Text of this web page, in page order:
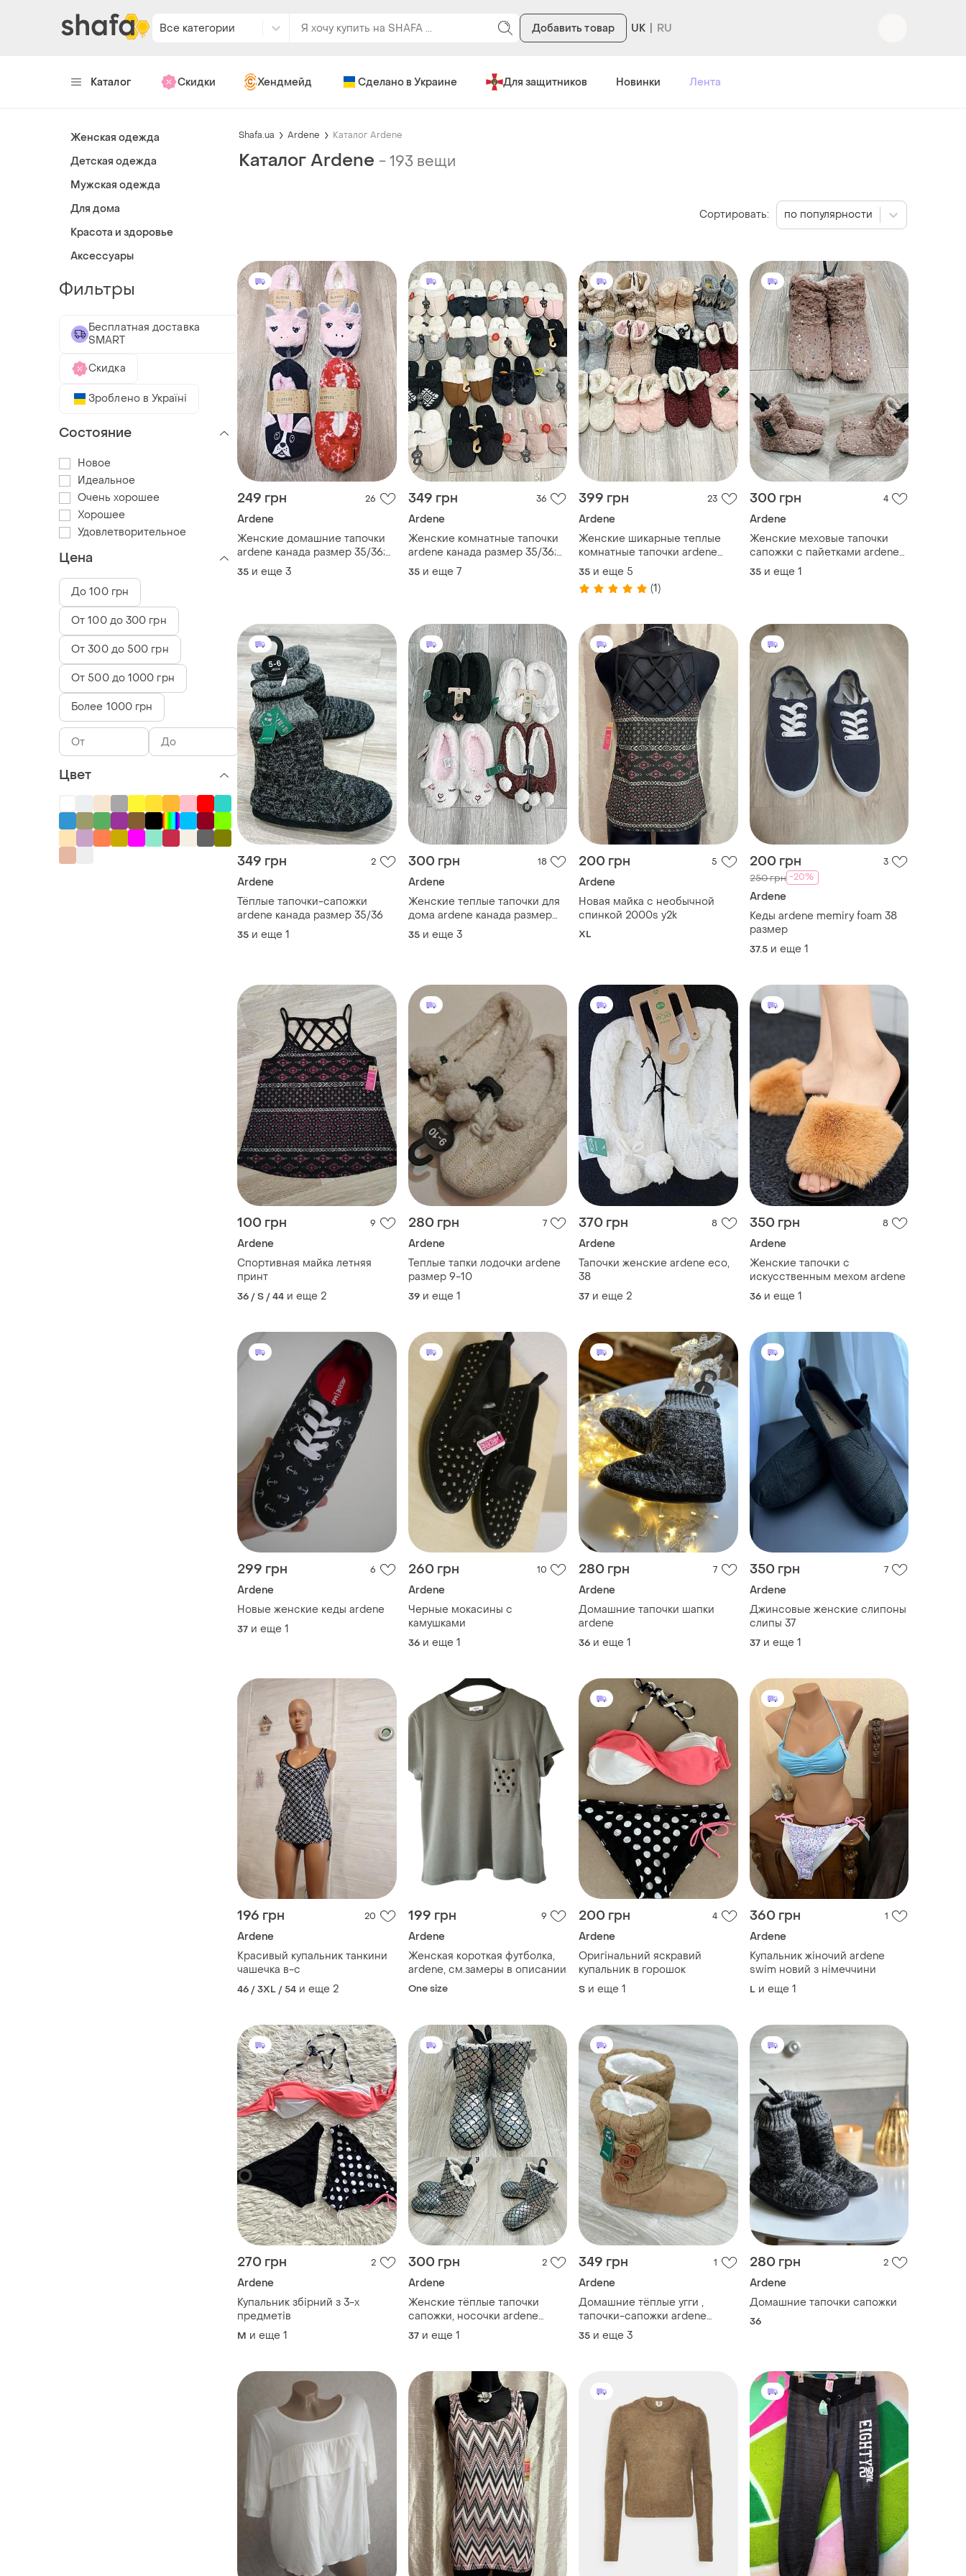
Все категории Добавить товар UK
Каталог Скидки Хендмейд Сделано в Украине Для защитников Новинки Лента
Shafa.ua Ardene Каталог Ardene
Каталог Ardene -193 вещи
249 грн 26
Ardene
Женские домашние тапочки
ardene канада размер 35/36;
37/38
35 и еще 3
349 грн 36
Ardene
Женские комнатные тапочки
ardene канада размер 35/36;
37/38; 39/40; 41/42
35 и еще 7
399 грн 23
Ardene
Женские шикарные теплые
комнатные тапочки ardene
канада размер 35/36; 37/38;
35 и еще 5
(1)
300 грн 4
Ardene
Женские меховые тапочки
сапожки с пайетками ardene
канада размер 35/36
35 и еще 1
349 грн 2
Ardene
Тёплые тапочки-сапожки
ardene канада размер 35/36
35 и еще 1
300 грн 18
Ardene
Женские теплые тапочки для
дома ardene канада размер
35/36; 39/40
35 и еще 3
200 грн 5
Ardene
Новая майка с необычной
спинкой 2000s y2k
XL
200 грн 3
250 грн -20%
Ardene
Кеды ardene memiry foam 38
размер
37.5 и еще 1
100 грн 9
Ardene
Спортивная майка летняя
принт
36 / S / 44 и еще 2
280 грн 7
Ardene
Теплые тапки лодочки ardene
размер 9-10
39 и еще 1
370 грн 8
Ardene
Тапочки женские ardene eco,
38
37 и еще 2
350 грн 8
Ardene
Женские тапочки с
искусственным мехом ardene
36 и еще 1
299 грн 6
Ardene
Новые женские кеды ardene
37 и еще 1
260 грн 10
Ardene
Черные мокасины с
камушками
36 и еще 1
280 грн 7
Ardene
Домашние тапочки шапки
ardene
36 и еще 1
350 грн 7
Ardene
Джинсовые женские слипоны
слипы 37
37 и еще 1
196 грн 20
Ardene
Красивый купальник танкини
чашечка в-с
46 / 3XL / 54 и еще 2
199 грн 9
Ardene
Женская короткая футболка,
ardene, см.замеры в описании
One size
200 грн 4
Ardene
Оригінальний яскравий
купальник в горошок
S и еще 1
360 грн 1
Ardene
Купальник жіночий ardene
swim новий з німеччини
L и еще 1
270 грн 2
Ardene
Купальник збірний з 3-х
предметів
M и еще 1
300 грн 2
Ardene
Женские тёплые тапочки
сапожки, носочки ardene
канада размер 37/38
37 и еще 1
349 грн 1
Ardene
Домашние тёплые угги ,
тапочки-сапожки ardene
канада размер 35/36; 39/40
35 и еще 3
280 грн 2
Ardene
Домашние тапочки сапожки
36
Сортировать: по популярности
Женская одежда
Детская одежда
Мужская одежда
Для дома
Красота и здоровье
Аксессуары
Фильтры
Бесплатная доставка
SMART
Скидка
Зроблено в Україні
Состояние
Новое
Идеальное
Очень хорошее
Хорошее
Удовлетворительное
Цена
До 100 грн
От 100 до 300 грн
От 300 до 500 грн
От 500 до 1000 грн
Более 1000 грн
Цвет